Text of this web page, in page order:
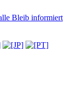
Bleib informiert